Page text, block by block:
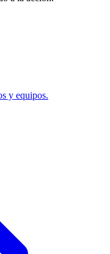
y equipos.